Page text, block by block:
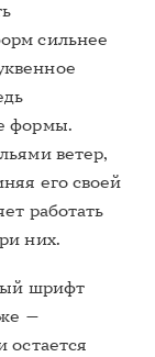
сильнее
формы.
ветер,
его своей
работать
них.
шрифт
—
остается